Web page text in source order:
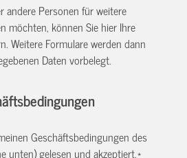
andere Personen für weitere
möchten, können Sie hier Ihre
Weitere Formulare werden dann
Daten vorbelegt.
Geschäftsbedingungen des
unten) gelesen und akzeptiert.*